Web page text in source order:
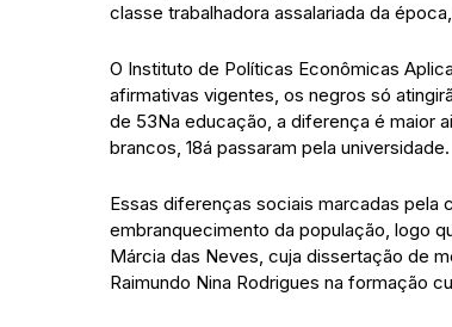
classe trabalhadora assalariada da
O Instituto de Políticas Econômicas
afirmativas vigentes, os negros só
de 53Na educação, a diferença é maior
brancos, 18á passaram pela universidade.
Essas diferenças sociais marcadas pela
embranquecimento da população, logo
Márcia das Neves, cuja dissertação de
Raimundo Nina Rodrigues na formação